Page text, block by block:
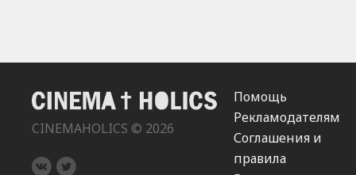
CINEMAHOLICS © 2026
Помощь
Рекламодателям
Соглашения и
правила